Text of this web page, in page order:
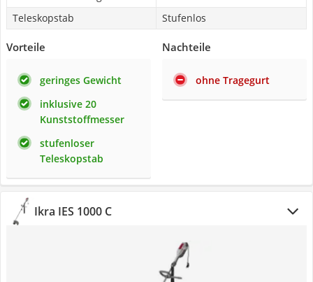
Teleskopstab
Stufenlos
Vorteile
geringes Gewicht
inklusive 20
Kunststoffmesser
stufenloser
Teleskopstab
Nachteile
ohne Tragegurt
Ikra IES 1000 C